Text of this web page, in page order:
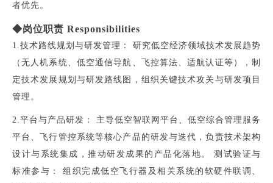
者优先。
◆岗位职责 Responsibilities
1.技术路线规划与研发管理： 研究低空经济领域技术发展趋势
（无人机系统、低空通信导航、飞控算法、适航认证等），制
定技术发展规划与研发路线图，组织关键技术攻关与研发项目
管理。
2.平台与产品研发： 主导低空智联网平台、低空综合管理服务
平台、飞行管控系统等核心产品的研发与迭代，负责技术架构
设计与系统集成，推动研发成果的产品化落地。 测试验证与
标准参与： 组织完成低空飞行器及相关系统的软硬件联调、